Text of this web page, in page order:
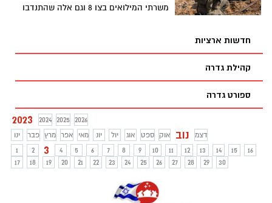
משרתי המילואים בצו 8 וגם אלה שהתנדבו
חדשות ארציות
קהילת גדרה
ספורט גדרה
2023 2024 2025
2026
ינו
פבר מרץ אפר מאי יונ יול אוג ספט אוק נוב
דצמ
1
2 3 4 5 6 7 8 9 10 11 12 13 14 15
16
17
18 19 20 21 22 23 24 25 26 27 28 29 30